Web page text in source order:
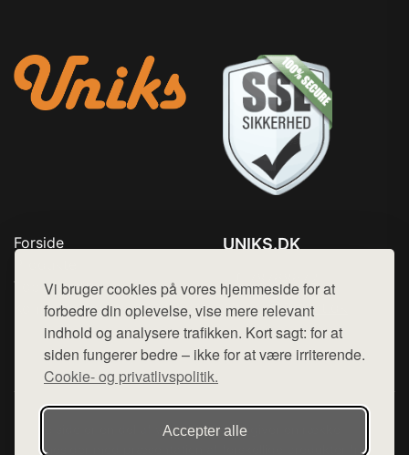
Vi bruger cookies på vores hjemmeside for at
forbedre din oplevelse, vise mere relevant
indhold og analysere trafikken. Kort sagt: for at
siden fungerer bedre – ikke for at være irriterende.
Cookie- og privatlivspolitik.
Accepter alle
Forside
Top Rabatter
Kontakt
UNIKS.DK
Mail: hej@want.dk
Cookie- og privatlivspolitik
Denne side er en del af want.dk, der udgiver en række
hjemmesider med præsentation af forskellige produkter fra